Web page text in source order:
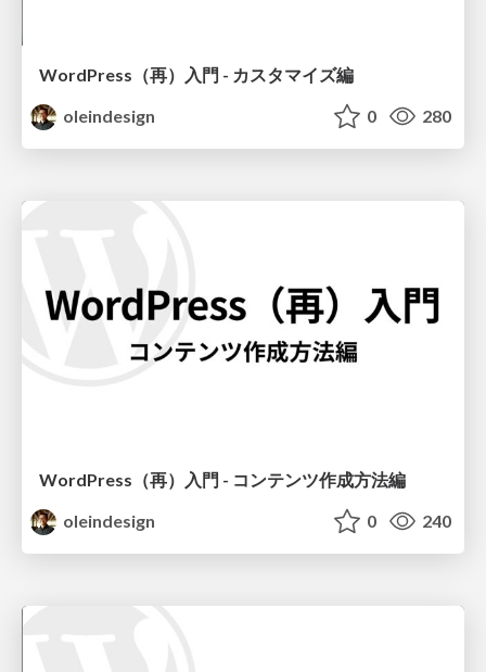
WordPress（再）入門 - カスタマイズ編
oleindesign
0 280
WordPress（再）入門 - コンテンツ作成方法編
oleindesign
0 240